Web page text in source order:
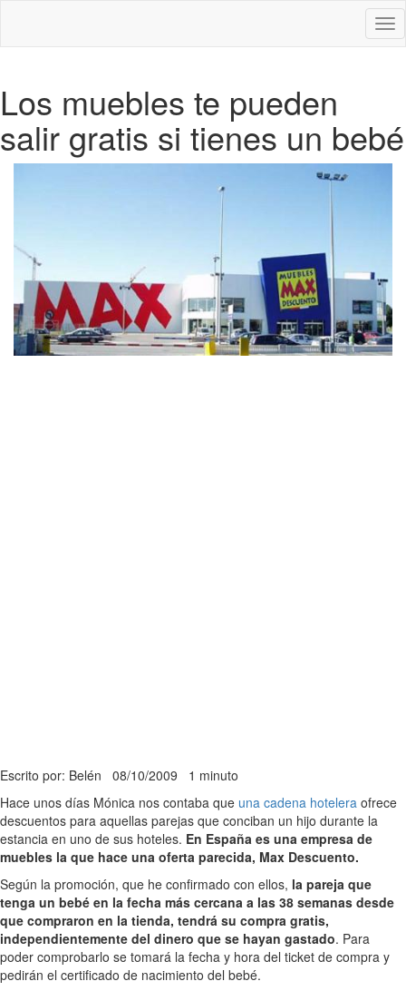
Los muebles te pueden
salir gratis si tienes un bebé
Escrito por: Belén 08/10/2009 1 minuto
Hace unos días Mónica nos contaba que una cadena hotelera ofrece
descuentos para aquellas parejas que conciban un hijo durante la
estancia en uno de sus hoteles. En España es una empresa de
muebles la que hace una oferta parecida, Max Descuento.
Según la promoción, que he confirmado con ellos, la pareja que
tenga un bebé en la fecha más cercana a las 38 semanas desde
que compraron en la tienda, tendrá su compra gratis,
independientemente del dinero que se hayan gastado. Para
poder comprobarlo se tomará la fecha y hora del ticket de compra y
pedirán el certificado de nacimiento del bebé.